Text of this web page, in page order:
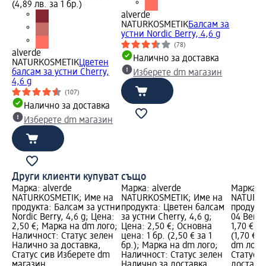
(4,89 лв. за 1 бр.)
alverde
NATURKOSMETIKЦветен
балсам за устни Cherry,
4,6 g
(107)
Налично за доставка
Изберете dm магазин
alverde
NATURKOSMETIKБалсам за
устни Nordic Berry, 4,6 g
(78)
Налично за доставка
Изберете dm магазин
Други клиенти купуват също
Марка: alverde
NATURKOSMETIK; Име на
продукта: Балсам за устни
Nordic Berry, 4,6 g; Цена:
2,50 €; Марка на dm лого;
Наличност: Статус зелен
Налично за доставка,
Статус сив Изберете dm
Марка: alverde
NATURKOSMETIK; Име на
продукта: Цветен балсам
за устни Cherry, 4,6 g;
Цена: 2,50 €; Основна
цена: 1 бр. (2,50 € за 1
бр.); Марка на dm лого;
Наличност: Статус зелен
Марка:
04
1,70 €;
(1,70 €
dm
Статус